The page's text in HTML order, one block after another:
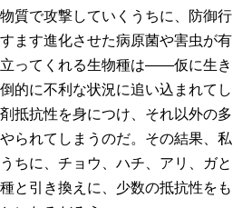
質で攻撃していくうちに、防御行
ます進化させた病原菌や害虫が有
ってくれる生物種は――仮に生き
的に不利な状況に追い込まれてし
抵抗性を身につけ、それ以外の多
られてしまうのだ。その結果、私
ちに、チョウ、ハチ、アリ、ガと
と引き換えに、少数の抵抗性をも